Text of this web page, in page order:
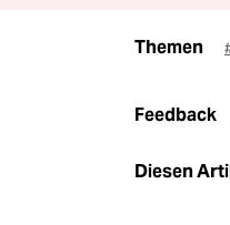
Themen
Feedback
Diesen